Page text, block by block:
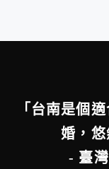
「台南是個
婚，悠
- 臺